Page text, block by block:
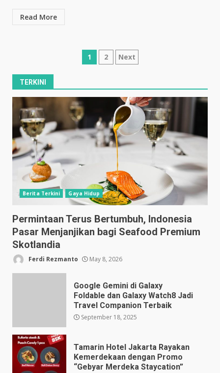
Read More
Posts
1 2 Next
TERKINI
Berita Terkini Gaya Hidup
Permintaan Terus Bertumbuh, Indonesia
Pasar Menjanjikan bagi Seafood Premium
Skotlandia
Ferdi Rezmanto May 8, 2026
Google Gemini di Galaxy
Foldable dan Galaxy Watch8 Jadi
Travel Companion Terbaik
September 18, 2025
Tamarin Hotel Jakarta Rayakan
Kemerdekaan dengan Promo
“Gebyar Merdeka Staycation”